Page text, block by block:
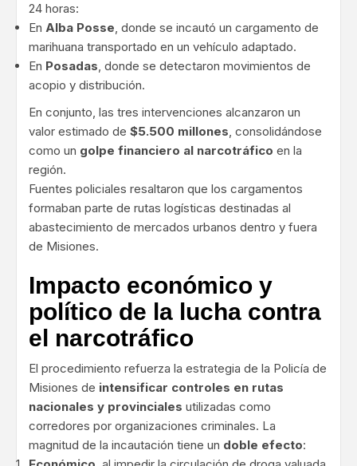
24 horas:
En Alba Posse, donde se incautó un cargamento de
marihuana transportado en un vehículo adaptado.
En Posadas, donde se detectaron movimientos de
acopio y distribución.
En conjunto, las tres intervenciones alcanzaron un
valor estimado de $5.500 millones, consolidándose
como un golpe financiero al narcotráfico en la
región.
Fuentes policiales resaltaron que los cargamentos
formaban parte de rutas logísticas destinadas al
abastecimiento de mercados urbanos dentro y fuera
de Misiones.
Impacto económico y
político de la lucha contra
el narcotráfico
El procedimiento refuerza la estrategia de la Policía de
Misiones de intensificar controles en rutas
nacionales y provinciales utilizadas como
corredores por organizaciones criminales. La
magnitud de la incautación tiene un doble efecto: